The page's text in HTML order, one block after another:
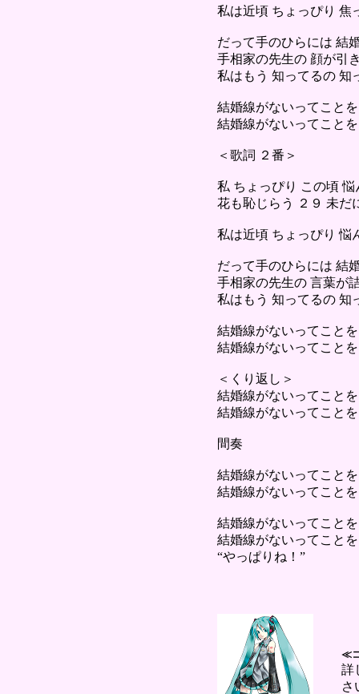
私は近頃 ちょっぴり 焦
だって手のひらには 結
手相家の先生の 顔が引
私はもう 知ってるの 知
結婚線がないってこと
結婚線がないってこと
＜歌詞 ２番＞
私 ちょっぴり この頃 悩
花も恥じらう ２９ 未だ
私は近頃 ちょっぴり 悩
だって手のひらには 結
手相家の先生の 言葉が
私はもう 知ってるの 知
結婚線がないってこと
結婚線がないってこと
＜くり返し＞
結婚線がないってこと
結婚線がないってこと
間奏
結婚線がないってこと
結婚線がないってこと
結婚線がないってこと
結婚線がないってこと
“やっぱりね！”
≪
詳
さ